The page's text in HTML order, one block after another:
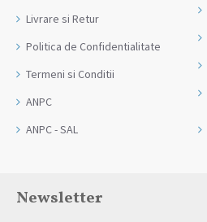
Livrare si Retur
Politica de Confidentialitate
Termeni si Conditii
ANPC
ANPC - SAL
Newsletter